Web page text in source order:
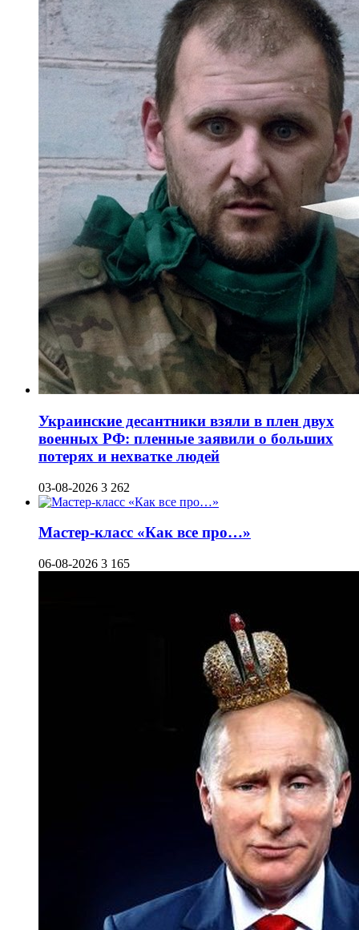
Украинские десантники взяли в плен двух
военных РФ: пленные заявили о больших
потерях и нехватке людей
03-08-2026 3 262
Мастер-класс «Как все про…»
06-08-2026 3 165